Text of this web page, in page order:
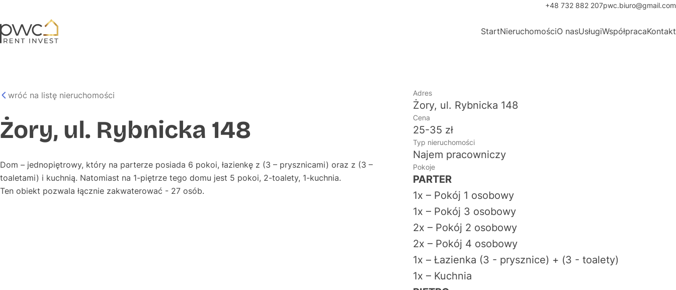
+48 732 882 207pwc.biuro@gmail.com
StartNieruchomościO nasUsługiWspółpracaKontakt
wróć na listę nieruchomości
Żory, ul. Rybnicka 148
Dom – jednopiętrowy, który na parterze posiada 6 pokoi, łazienkę z (3 – prysznicami) oraz z (3 –
toaletami) i kuchnią. Natomiast na 1-piętrze tego domu jest 5 pokoi, 2-toalety, 1-kuchnia.
Ten obiekt pozwala łącznie zakwaterować - 27 osób.
Adres
Żory, ul. Rybnicka 148
Cena
25-35 zł
Typ nieruchomości
Najem pracowniczy
Pokoje
PARTER
1x – Pokój 1 osobowy
1x – Pokój 3 osobowy
2x – Pokój 2 osobowy
2x – Pokój 4 osobowy
1x – Łazienka (3 - prysznice) + (3 - toalety)
1x – Kuchnia